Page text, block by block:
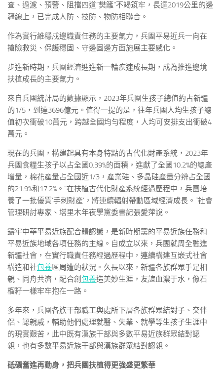
查、過濾、預警、阻擋四道“樊籬”不竭筑牢，長達2019公里的邊
疆線上，已完成人防、技防、物防相聯合。
作為實行維穩戍邊職責任務的主要氣力，兵團平易近兵一向在
搶險救災、保護穩固、守邊固邊方面施展主要感化。
步進新時期，兵團經濟進進新一輪疾速成長期，成為推進邊境
扶植成長的主要氣力。
來自兵團統計局的數據顯示，2023年兵團生孩子總值約占新疆
的1/5，到達3696億元。值得一提的是，往年兵團人均生孩子總
值初次衝破10萬元，跨越全國均勻程度，人均可安排支出衝破4
萬元。
現在的兵團，構建起具有本身特點的古代化財產系統，2023年
兵團食糧生孩子以占全國0.39%的面積，進獻了全國10.2%的總產
增量，棉花產量占全國近1/3，產業硅、多晶硅產量分辨占全國
的21.9%和17.2%。“在扶植古代化財產系統經過歷程中，兵團培
養了一批優質‘手刺財產’，將連續輻射帶動區域經濟成長。”社會
管理研討專家、塔里木年夜學黨委書記張愛萍說。
鑄牢中華平易近族配合體認識，是新時期黨的平易近族任務和
平易近族地域各項任務的主線。自成立以來，兵團就周全融進
新疆社會，在實行職責任務經過歷程中，連續構建互嵌式社會
構造和社包養區周遭的狀況。久長以來，新疆各族群眾手足相
親、同舟共濟，配合創 包養造美妙生涯，友誼血濃于水，像石
榴籽一樣牢牢抱在一路。
多年來，兵團各族干部職工與處所下層各族群眾結對子、交伴
侶、認親戚，輔助他們處理就醫、失業、就學等生孩子生涯中
的現實艱苦，此中既有漢族干部與多數平易近族群眾結對認
親，也有多數平易近族干部與漢族群眾結對認親。
砥礪奮進再動身，把兵團扶植得更強盛更繁華